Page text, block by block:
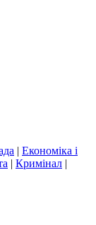
| Економіка і
| Кримінал |